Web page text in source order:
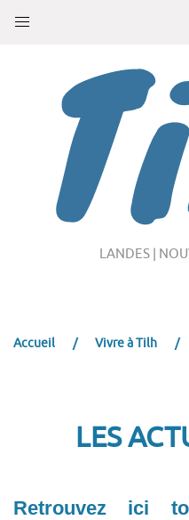
LANDES |
Accueil Vivre à Tilh
LES
Retrouvez ici